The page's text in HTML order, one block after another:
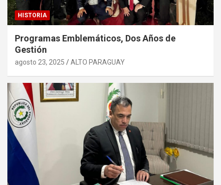
HISTORIA
Programas Emblemáticos, Dos Años de
Gestión
agosto 23, 2025 ALTO PARAGUAY